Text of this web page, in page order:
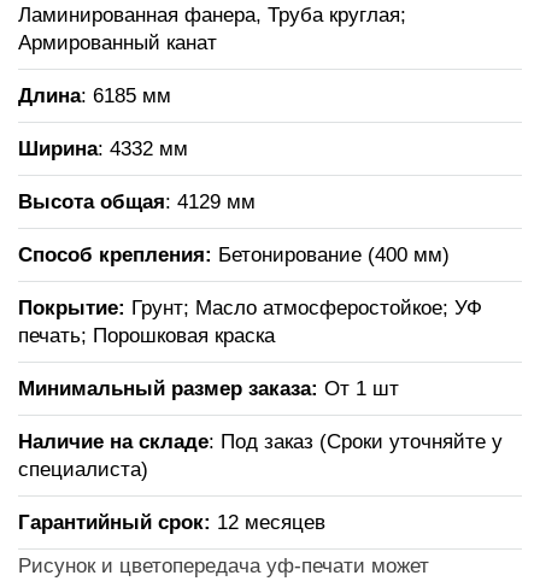
Ламинированная фанера, Труба круглая;
Армированный канат
Длина: 6185 мм
Ширина: 4332 мм
Высота общая: 4129 мм
Способ крепления: Бетонирование (400 мм)
Покрытие: Грунт; Масло атмосферостойкое; УФ
печать; Порошковая краска
Минимальный размер заказа: От 1 шт
Наличие на складе: Под заказ (Сроки уточняйте у
специалиста)
Гарантийный срок: 12 месяцев
Рисунок и цветопередача уф-печати может